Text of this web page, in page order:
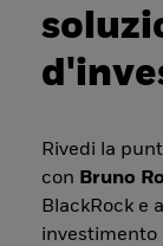
Rivedi la
con Bruno
BlackRock e
investimento